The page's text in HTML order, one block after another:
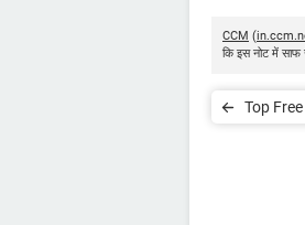
CCM (
कि इस नोट में साफ
Top